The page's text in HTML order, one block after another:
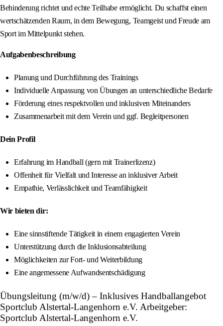
Behinderung richtet und echte Teilhabe ermöglicht. Du schaffst einen
wertschätzenden Raum, in dem Bewegung, Teamgeist und Freude am
Sport im Mittelpunkt stehen.
Aufgabenbeschreibung
Planung und Durchführung des Trainings
Individuelle Anpassung von Übungen an unterschiedliche Bedarfe
Förderung eines respektvollen und inklusiven Miteinanders
Zusammenarbeit mit dem Verein und ggf. Begleitpersonen
Dein Profil
Erfahrung im Handball (gern mit Trainerlizenz)
Offenheit für Vielfalt und Interesse an inklusiver Arbeit
Empathie, Verlässlichkeit und Teamfähigkeit
Wir bieten dir:
Eine sinnstiftende Tätigkeit in einem engagierten Verein
Unterstützung durch die Inklusionsabteilung
Möglichkeiten zur Fort- und Weiterbildung
Eine angemessene Aufwandsentschädigung
Übungsleitung (m/w/d) – Inklusives Handballangebot
Sportclub Alstertal-Langenhorn e.V. Arbeitgeber:
Sportclub Alstertal-Langenhorn e.V.